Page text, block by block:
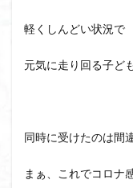
軽くしんどい状況で
元気に走り回る子ど
同時に受けたのは間
まぁ、これでコロナ